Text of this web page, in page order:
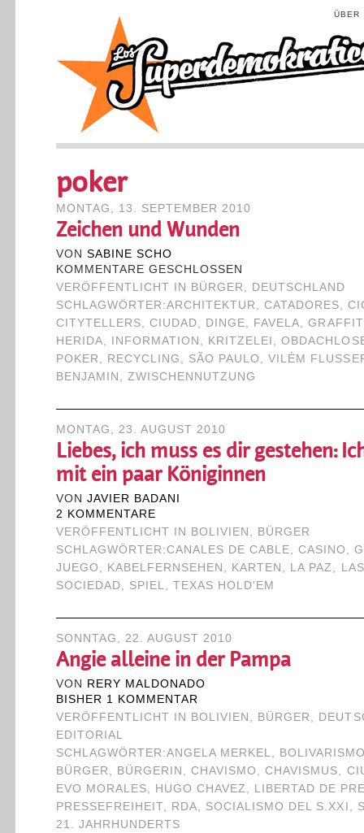
ÜBER
poker
MONTAG, 13. SEPTEMBER 2010
Zeichen und Wunden
VON SABINE SCHO
KOMMENTARE GESCHLOSSEN
VERÖFFENTLICHT IN
BÜRGER , DEUTSCHLAND
SCHLAGWÖRTER:ARCHITEKTUR ,CATADORES,
CITYTELLERS, CIUDAD, DINGE, FAVELA,
HERIDA, INFORMATION , KRITZELEI ,
POKER , RECYCLING , SÃO PAULO ,VILÉM
BENJAMIN , ZWISCHENNUTZUNG
MONTAG, 23. AUGUST 2010
Liebes, ich muss es dir gestehen:
mit ein paar Königinnen
VON JAVIER BADANI
2 KOMMENTARE
VERÖFFENTLICHT IN
BOLIVIEN , BÜRGER
SCHLAGWÖRTER:CANALES DE CABLE,CASINO ,
JUEGO , KABELFERNSEHEN , KARTEN , LA PAZ ,
SOCIEDAD, SPIEL, TEXAS HOLD'EM
SONNTAG, 22. AUGUST 2010
Angie alleine in der Pampa
VON
RERY MALDONADO
BISHER 1 KOMMENTAR
VERÖFFENTLICHT IN
BOLIVIEN , BÜRGER ,
EDITORIAL
SCHLAGWÖRTER:ANGELA MERKEL,
BÜRGER , BÜRGERIN , CHAVISMO ,CHAVISMUS,
EVO MORALES, HUGO CHAVEZ , LIBERTAD DE
PRESSEFREIHEIT, RDA, SOCIALISMO DEL S.XXI ,
21. JAHRHUNDERTS